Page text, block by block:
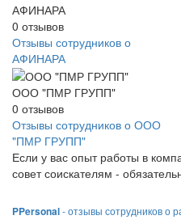
АФИНАРА
0 отзывов
Отзывы сотрудников о
АФИНАРА
ООО "ПМР ГРУПП"
0 отзывов
Отзывы сотрудников о ООО
"ПМР ГРУПП"
Если у вас опыт работы в
совет соискателям -
PPersonal- отзывы сотрудников о